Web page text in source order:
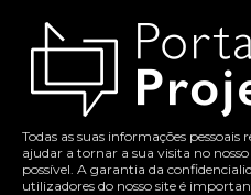
Todas as suas informações pessoais
ajudar a tornar a sua visita no
possível. A garantia da
utilizadores do nosso site é